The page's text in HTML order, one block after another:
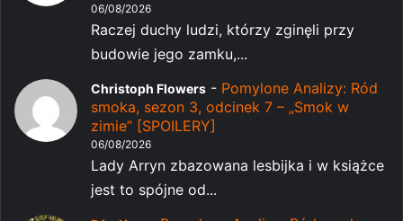
06/08/2026
Raczej duchy ludzi, którzy zginęli przy
budowie jego zamku,...
Christoph Flowers - Pomylone Analizy: Ród
smoka, sezon 3, odcinek 7 – „Smok w
zimie” [SPOILERY]
06/08/2026
Lady Arryn zbazowana lesbijka i w książce
jest to spójne od...